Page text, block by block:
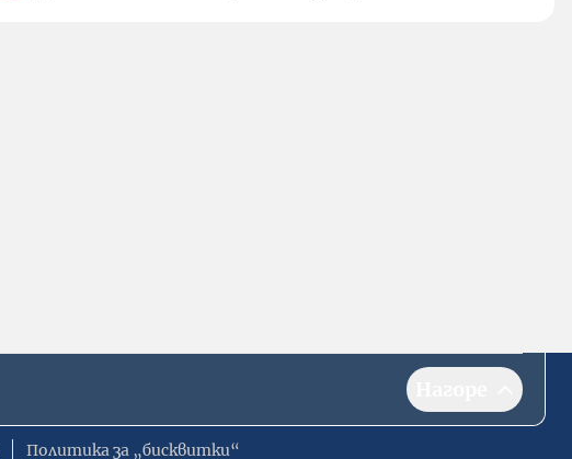
Политика за „бисквитки“